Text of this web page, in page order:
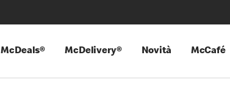
McDeals® McDelivery® Novità McCafé